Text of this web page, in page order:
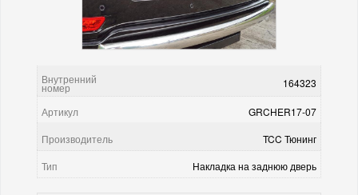
Внутренний
номер 164323
Артикул
GRCHER17-07
Производитель
TCC Тюнинг
Тип
Накладка на заднюю дверь